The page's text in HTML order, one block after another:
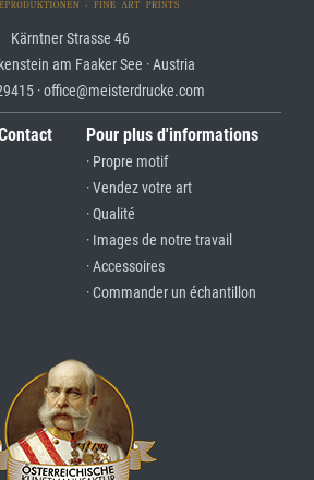
Kärntner Strasse 46
am Faaker See · Austria
· office@meisterdrucke.com
Pour plus d'informations
· Propre motif
· Vendez votre art
· Qualité
· Images de notre travail
· Accessoires
· Commander un échantillon